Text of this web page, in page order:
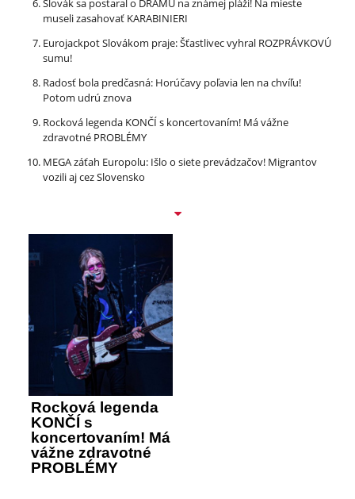
Slovák sa postaral o DRÁMU na známej pláži! Na mieste
museli zasahovať KARABINIERI
Eurojackpot Slovákom praje: Šťastlivec vyhral ROZPRÁVKOVÚ
sumu!
Radosť bola predčasná: Horúčavy poľavia len na chvíľu!
Potom udrú znova
Rocková legenda KONČÍ s koncertovaním! Má vážne
zdravotné PROBLÉMY
MEGA záťah Europolu: Išlo o siete prevádzačov! Migrantov
vozili aj cez Slovensko
Rocková legenda
KONČÍ s
koncertovaním! Má
vážne zdravotné
PROBLÉMY